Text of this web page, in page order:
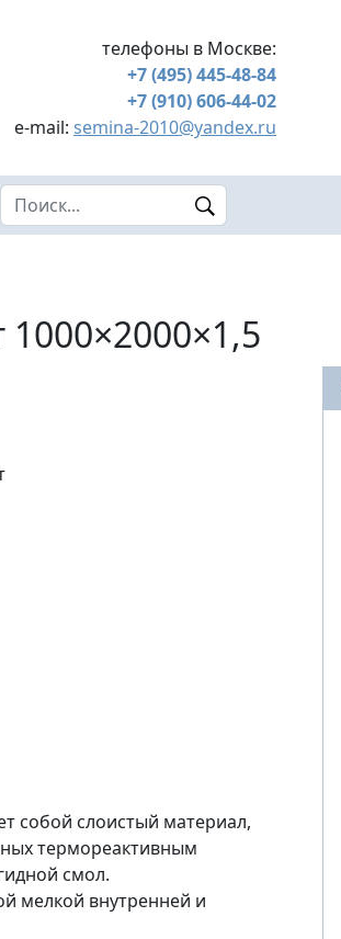
телефоны в Москве:
+7 (495) 445-48-84
+7 (910) 606-44-02
e-mail: semina-2010@yandex.ru
Search this site
собой слоистый материал,
термореактивным
смол.
мелкой внутренней и